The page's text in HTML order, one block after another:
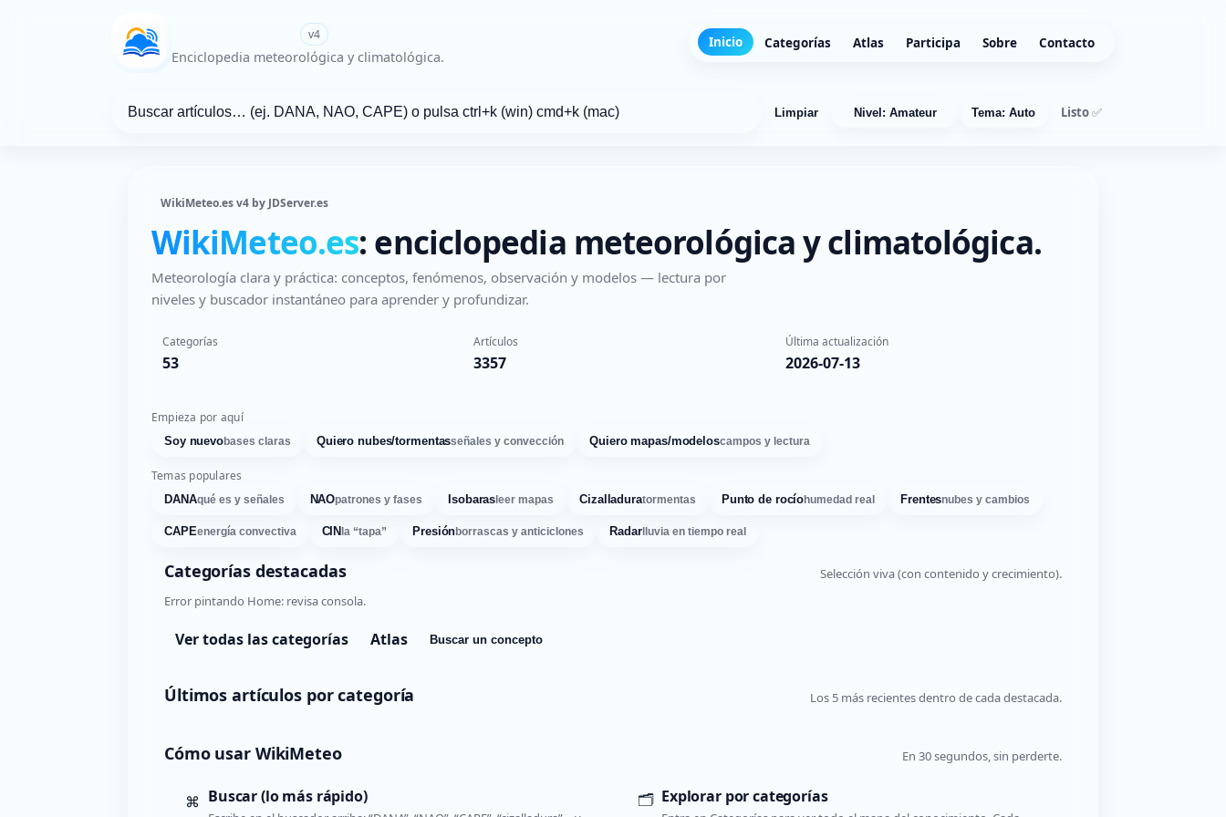
WikiMeteo.es v4
Enciclopedia meteorológica y climatológica.
Inicio Categorías Atlas Participa Sobre Contacto
Limpiar Nivel: Amateur Tema: Auto Listo ✅
WikiMeteo.es v4 by JDServer.es
WikiMeteo.es: enciclopedia meteorológica y climatológica.
Meteorología clara y práctica: conceptos, fenómenos, observación y modelos — lectura por
niveles y buscador instantáneo para aprender y profundizar.
Categorías
53
Artículos
3357
Última actualización
2026-07-13
Empieza por aquí
Soy nuevobases claras Quiero nubes/tormentasseñales y convección Quiero mapas/modeloscampos y lectura
Temas populares
DANAqué es y señales NAOpatrones y fases Isobarasleer mapas Cizalladuratormentas Punto de rocíohumedad real Frentesnubes y cambios
CAPEenergía convectiva CIN la “tapa” Presiónborrascas y anticiclones Radarlluvia en tiempo real
Categorías destacadas
Selección viva (con contenido y crecimiento).
Error pintando Home: revisa consola.
Ver todas las categorías Atlas Buscar un concepto
Últimos artículos por categoría Los 5 más recientes dentro de cada destacada.
Cómo usar WikiMeteo En 30 segundos, sin perderte.
⌘ Buscar (lo más rápido) 🗂️ Explorar por categorías